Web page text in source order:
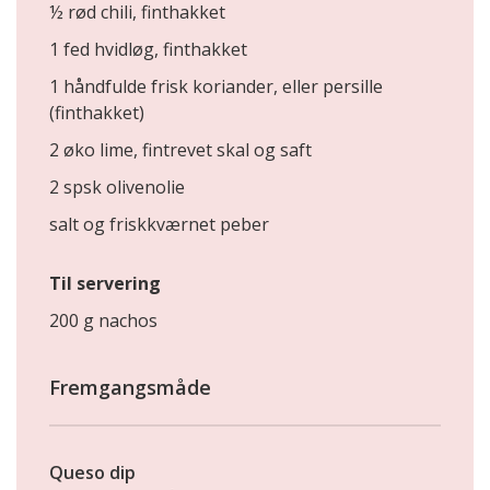
½ rød chili, finthakket
1 fed hvidløg, finthakket
1 håndfulde frisk koriander, eller persille
(finthakket)
2 øko lime, fintrevet skal og saft
2 spsk olivenolie
salt og friskkværnet peber
Til servering
200 g nachos
Fremgangsmåde
Queso dip